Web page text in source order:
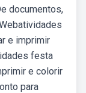
documentos,
e imprimir
festa
e colorir
para